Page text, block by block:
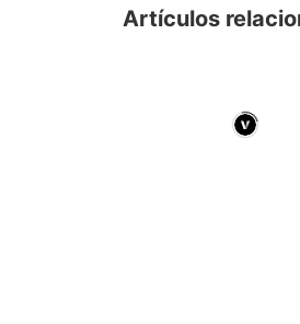
Artículos